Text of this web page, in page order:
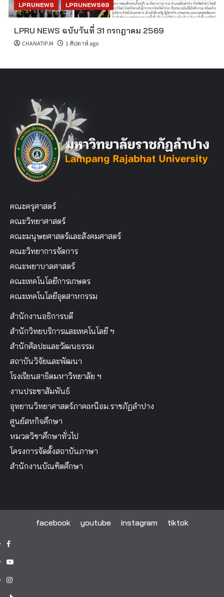
LPRUNEWS LPRUNEWS69
LPRU NEWS ฉบับวันที่ 31 กรกฎาคม 2569
CHANATIP.M 1 สัปดาห์ ago
คณะครุศาสตร์
คณะวิทยาศาสตร์
คณะมนุษยศาสตร์และสังคมศาสตร์
คณะวิทยาการจัดการ
คณะพยาบาลศาสตร์
คณะเทคโนโลยีการเกษตร
คณะเทคโนโลยีอุตสาหกรรม
สำนักงานอธิการบดี
สำนักวิทยบริการและเทคโนโลยี ฯ
สำนักศิลปะและวัฒนธรรม
สถาบันวิจัยและพัฒนา
โรงเรียนสาธิตมหาวิทยาลัย ฯ
งานประชาสัมพันธ์
อุทยานวิทยาศาสตร์ภาคเหนือม.ราชภัฏลำปาง
ศูนย์สหกิจศึกษา
หมวดวิชาศึกษาทั่วไป
โครงการจัดตั้งสถาบันภาษา
สำนักงานบัณฑิตศึกษา
facebook youtube instagram tiktok
facebook
youtube
instagram